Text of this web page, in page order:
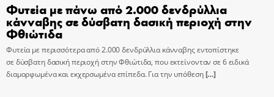
Φυτεία με πάνω από 2.000 δενδρύλλια
κάνναβης σε δύσβατη δασική περιοχή στην
Φθιώτιδα
Φυτεία με περισσότερα από 2.000 δενδρύλλια κάνναβης εντοπίστηκε
σε δύσβατη δασική περιοχή στην Φθιώτιδα, που εκτείνονταν σε 6 ειδικά
διαμορφωμένα και εκχερσωμένα επίπεδα. Για την υπόθεση[…]